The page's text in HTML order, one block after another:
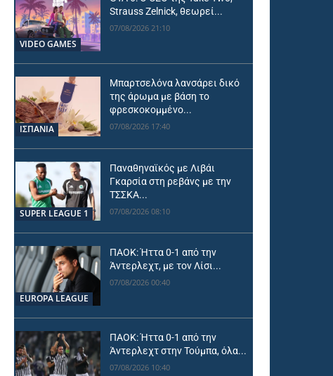
VIDEO GAMES
Strauss Zelnick, θεωρεί...
07/08/2026 21:10
ΙΣΠΑΝΙΑ
Μπαρτσελόνα λανσάρει δικό
της άρωμα με βάση το
φρεσκοκομμένο...
07/08/2026 17:40
SUPER LEAGUE 1
Παναθηναϊκός με Λιβάι
Γκαρσία στη ρεβάνς με την
ΤΣΣΚΑ...
07/08/2026 08:10
EUROPA LEAGUE
ΠΑΟΚ: Ήττα 0-1 από την
Άντερλεχτ, με τον Λίσι...
07/08/2026 00:40
ΠΑΟΚ: Ήττα 0-1 από την
Άντερλεχτ στην Τούμπα, όλα...
07/08/2026 10:40